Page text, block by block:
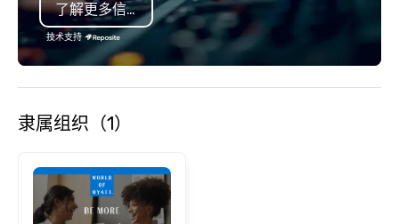
is led by a professional guide
specializing in escorting large groups
with utmost care, who personalizes
each experience with fun and
engaging information along the way.
entertaining activity and unique
meeting events, from conferences to
team building. All-Inclusive Group
Dining When meeting planners book a
goals/objectives/
了解更多信息
技术支持
隶属组织（1）